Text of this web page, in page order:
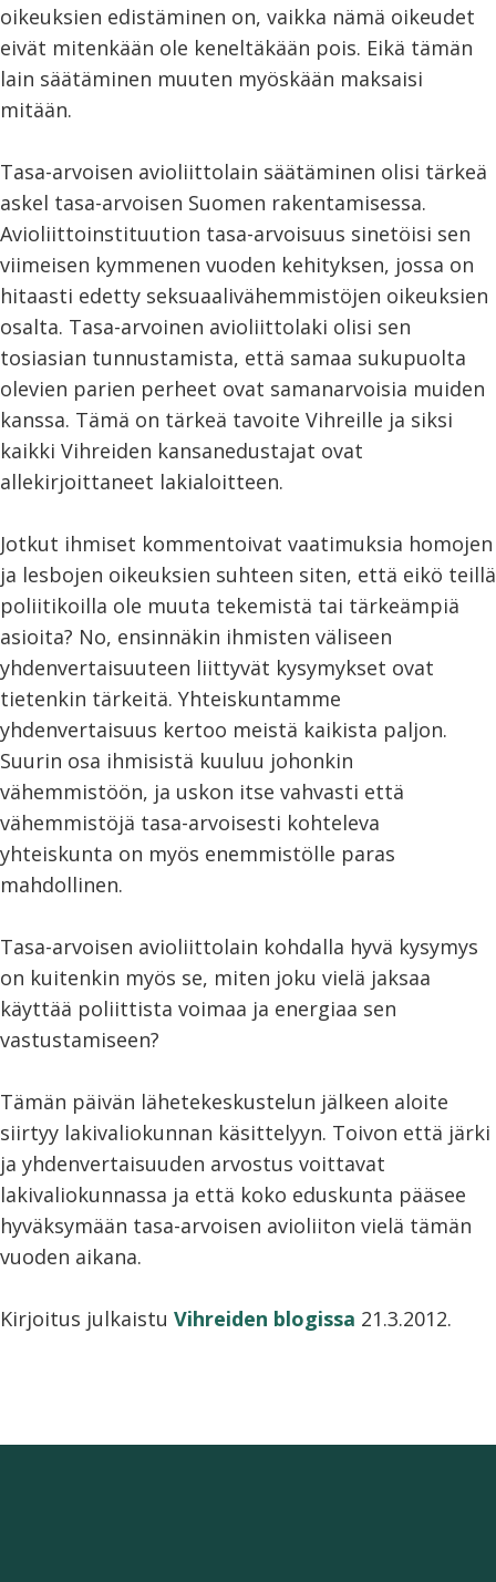
oikeuksien edistäminen on, vaikka nämä oikeudet
eivät mitenkään ole keneltäkään pois. Eikä tämän
lain säätäminen muuten myöskään maksaisi
mitään.
Tasa-arvoisen avioliittolain säätäminen olisi tärkeä
askel tasa-arvoisen Suomen rakentamisessa.
Avioliittoinstituution tasa-arvoisuus sinetöisi sen
viimeisen kymmenen vuoden kehityksen, jossa on
hitaasti edetty seksuaalivähemmistöjen oikeuksien
osalta. Tasa-arvoinen avioliittolaki olisi sen
tosiasian tunnustamista, että samaa sukupuolta
olevien parien perheet ovat samanarvoisia muiden
kanssa. Tämä on tärkeä tavoite Vihreille ja siksi
kaikki Vihreiden kansanedustajat ovat
allekirjoittaneet lakialoitteen.
Jotkut ihmiset kommentoivat vaatimuksia homojen
ja lesbojen oikeuksien suhteen siten, että eikö teillä
poliitikoilla ole muuta tekemistä tai tärkeämpiä
asioita? No, ensinnäkin ihmisten väliseen
yhdenvertaisuuteen liittyvät kysymykset ovat
tietenkin tärkeitä. Yhteiskuntamme
yhdenvertaisuus kertoo meistä kaikista paljon.
Suurin osa ihmisistä kuuluu johonkin
vähemmistöön, ja uskon itse vahvasti että
vähemmistöjä tasa-arvoisesti kohteleva
yhteiskunta on myös enemmistölle paras
mahdollinen.
Tasa-arvoisen avioliittolain kohdalla hyvä kysymys
on kuitenkin myös se, miten joku vielä jaksaa
käyttää poliittista voimaa ja energiaa sen
vastustamiseen?
Tämän päivän lähetekeskustelun jälkeen aloite
siirtyy lakivaliokunnan käsittelyyn. Toivon että järki
ja yhdenvertaisuuden arvostus voittavat
lakivaliokunnassa ja että koko eduskunta pääsee
hyväksymään tasa-arvoisen avioliiton vielä tämän
vuoden aikana.
Kirjoitus julkaistu Vihreiden blogissa 21.3.2012.